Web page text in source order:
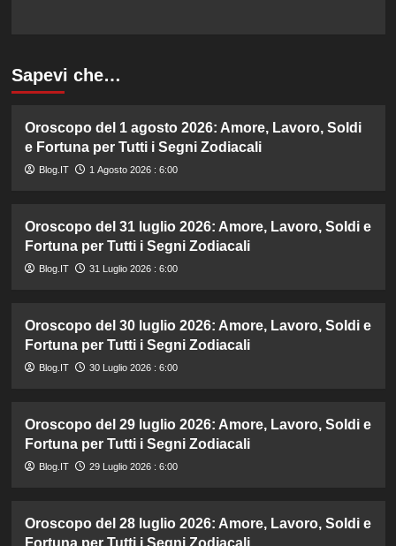
Sapevi che…
Oroscopo del 1 agosto 2026: Amore, Lavoro, Soldi
e Fortuna per Tutti i Segni Zodiacali
Blog.IT 1 Agosto 2026 : 6:00
Oroscopo del 31 luglio 2026: Amore, Lavoro, Soldi e
Fortuna per Tutti i Segni Zodiacali
Blog.IT 31 Luglio 2026 : 6:00
Oroscopo del 30 luglio 2026: Amore, Lavoro, Soldi e
Fortuna per Tutti i Segni Zodiacali
Blog.IT 30 Luglio 2026 : 6:00
Oroscopo del 29 luglio 2026: Amore, Lavoro, Soldi e
Fortuna per Tutti i Segni Zodiacali
Blog.IT 29 Luglio 2026 : 6:00
Oroscopo del 28 luglio 2026: Amore, Lavoro, Soldi e
Fortuna per Tutti i Segni Zodiacali